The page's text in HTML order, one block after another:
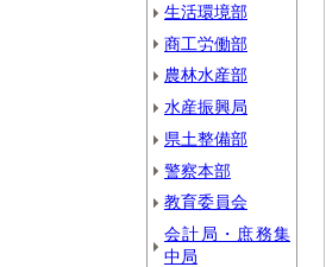
生活環境部
商工労働部
農林水産部
水産振興局
県土整備部
警察本部
教育委員会
会計局・庶務集
中局